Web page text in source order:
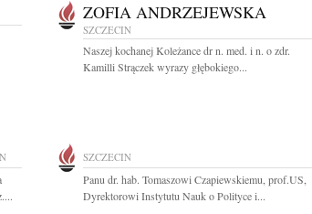
ZOFIA ANDRZEJEWSKA
SZCZECIN
Naszej kochanej Koleżance dr n. med. i n. o zdr.
Kamilli Strączek wyrazy głębokiego...
SZCZECIN
Panu dr. hab. Tomaszowi Czapiewskiemu, prof.US,
Dyrektorowi Instytutu Nauk o Polityce i...